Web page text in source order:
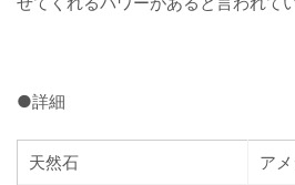
●詳細
天然石 ア